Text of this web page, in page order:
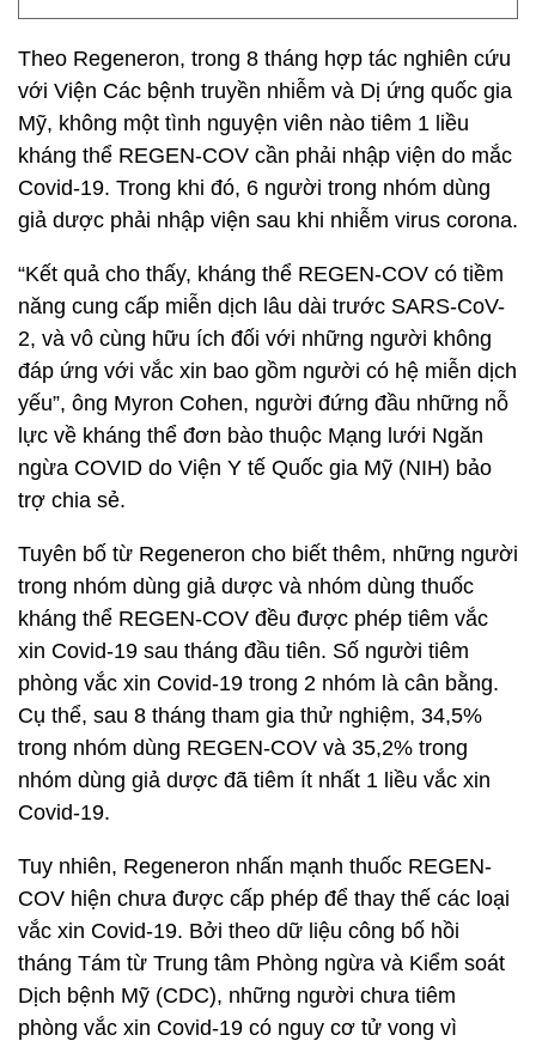
Theo Regeneron, trong 8 tháng hợp tác nghiên cứu
với Viện Các bệnh truyền nhiễm và Dị ứng quốc gia
Mỹ, không một tình nguyện viên nào tiêm 1 liều
kháng thể REGEN-COV cần phải nhập viện do mắc
Covid-19. Trong khi đó, 6 người trong nhóm dùng
giả dược phải nhập viện sau khi nhiễm virus corona.
“Kết quả cho thấy, kháng thể REGEN-COV có tiềm
năng cung cấp miễn dịch lâu dài trước SARS-CoV-
2, và vô cùng hữu ích đối với những người không
đáp ứng với vắc xin bao gồm người có hệ miễn dịch
yếu”, ông Myron Cohen, người đứng đầu những nỗ
lực về kháng thể đơn bào thuộc Mạng lưới Ngăn
ngừa COVID do Viện Y tế Quốc gia Mỹ (NIH) bảo
trợ chia sẻ.
Tuyên bố từ Regeneron cho biết thêm, những người
trong nhóm dùng giả dược và nhóm dùng thuốc
kháng thể REGEN-COV đều được phép tiêm vắc
xin Covid-19 sau tháng đầu tiên. Số người tiêm
phòng vắc xin Covid-19 trong 2 nhóm là cân bằng.
Cụ thể, sau 8 tháng tham gia thử nghiệm, 34,5%
trong nhóm dùng REGEN-COV và 35,2% trong
nhóm dùng giả dược đã tiêm ít nhất 1 liều vắc xin
Covid-19.
Tuy nhiên, Regeneron nhấn mạnh thuốc REGEN-
COV hiện chưa được cấp phép để thay thế các loại
vắc xin Covid-19. Bởi theo dữ liệu công bố hồi
tháng Tám từ Trung tâm Phòng ngừa và Kiểm soát
Dịch bệnh Mỹ (CDC), những người chưa tiêm
phòng vắc xin Covid-19 có nguy cơ tử vong vì